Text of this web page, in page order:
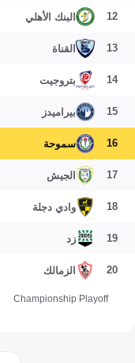
12 البنك الأهلي
13 القناة
14 بتروجيت
15 بيراميدز
16 سموحة
17 الجيش
18 وادي دجلة
19 زد
20 الزمالك
Championship Playoff